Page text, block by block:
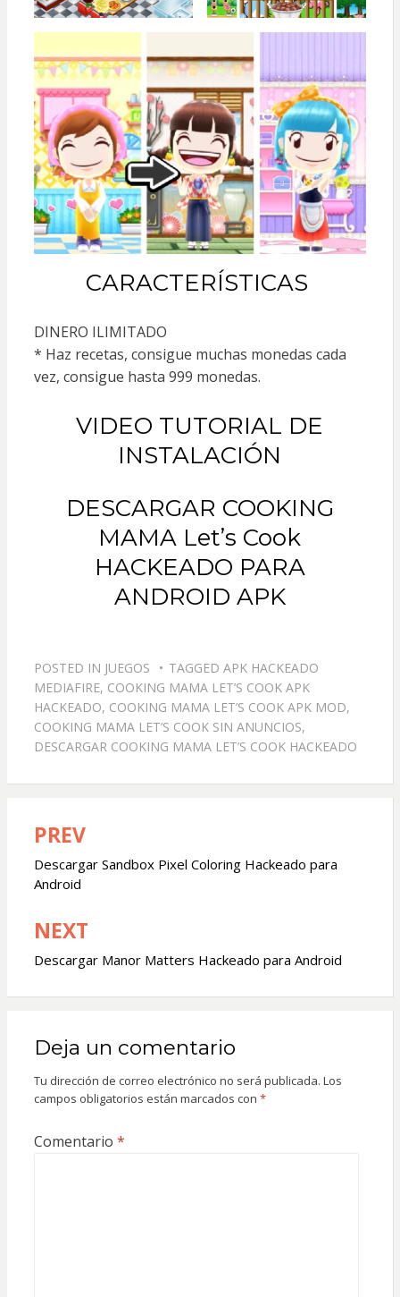
CARACTERÍSTICAS
DINERO ILIMITADO
* Haz recetas, consigue muchas monedas cada
vez, consigue hasta 999 monedas.
VIDEO TUTORIAL DE
INSTALACIÓN
DESCARGAR COOKING
MAMA Let’s Cook
HACKEADO PARA
ANDROID APK
POSTED IN JUEGOS TAGGED APK HACKEADO
MEDIAFIRE, COOKING MAMA LET’S COOK APK
HACKEADO, COOKING MAMA LET’S COOK APK MOD,
COOKING MAMA LET’S COOK SIN ANUNCIOS,
DESCARGAR COOKING MAMA LET’S COOK HACKEADO
Navegación
de
entradas
PREV
Descargar Sandbox Pixel Coloring Hackeado para
Android
NEXT
Descargar Manor Matters Hackeado para Android
Deja un comentario
Tu dirección de correo electrónico no será publicada. Los
campos obligatorios están marcados con *
Comentario *